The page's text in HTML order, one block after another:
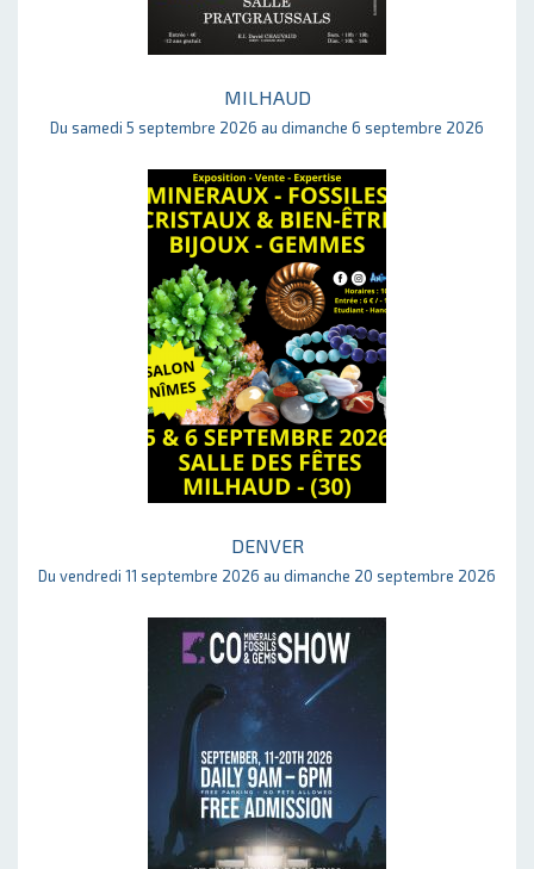
MILHAUD
Du samedi 5 septembre 2026 au dimanche 6 septembre 2026
DENVER
Du vendredi 11 septembre 2026 au dimanche 20 septembre 2026